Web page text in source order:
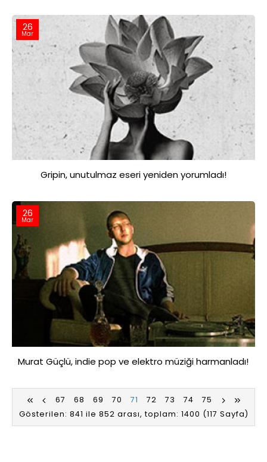
26
Mar
Gripin, unutulmaz eseri yeniden yorumladı!
26
Mar
Murat Güçlü, indie pop ve elektro müziği harmanladı!
67 68 69 70 71 72 73 74
75
Gösterilen: 841 ile 852 arası, toplam: 1400 (117 Sayfa)